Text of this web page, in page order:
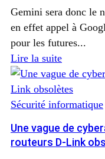
Gemini sera donc le
en effet appel à
pour les futures...
Lire la suite
Sécurité informatique
Une vague de
routeurs D-Link